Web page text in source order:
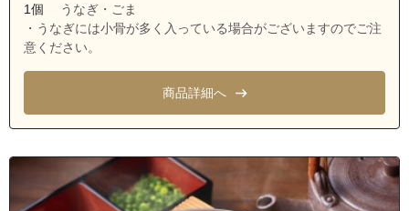
茨城県龍ケ崎市松ケ丘１丁目
茨城県龍ケ崎市松ケ丘２丁目
茨城県龍ケ崎市松ケ丘３丁目
茨城県龍ケ崎市松ケ丘４丁目
茨城県龍ケ崎市中里２丁目
茨城県龍ケ崎市中里３丁目
1個
うなぎ・ごま
・うなぎには小骨が多く入っている場合がございますのでご注
意ください。
商品詳細へ